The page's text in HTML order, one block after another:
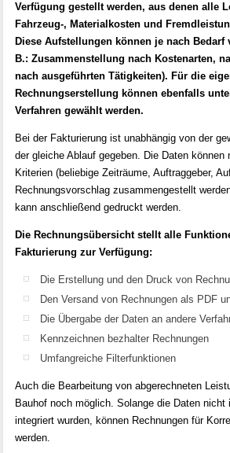
Verfügung gestellt werden, aus denen alle
Fahrzeug-, Materialkosten und
Diese Aufstellungen können je nach Bedarf
B.: Zusammenstellung nach Kostenarten,
nach ausgeführten Tätigkeiten). Für die
Rechnungserstellung können ebenfalls
Verfahren gewählt werden.
Bei der Fakturierung ist unabhängig von der
der gleiche Ablauf gegeben. Die Daten können
Kriterien (beliebige Zeiträume, Auftraggeber,
Rechnungsvorschlag zusammengestellt
kann anschließend gedruckt werden.
Die Rechnungsübersicht stellt alle
Fakturierung zur Verfügung:
Die Erstellung und den Druck von
Den Versand von Rechnungen als PDF
Die Übergabe der Daten an andere
Kennzeichnen bezhalter Rechnungen
Umfangreiche Filterfunktionen
Auch die Bearbeitung von abgerechneten
Bauhof noch möglich. Solange die Daten nicht
integriert wurden, können Rechnungen für
werden.